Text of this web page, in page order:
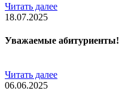
Читать далее
18.07.2025
Уважаемые абитуриенты!
Читать далее
06.06.2025